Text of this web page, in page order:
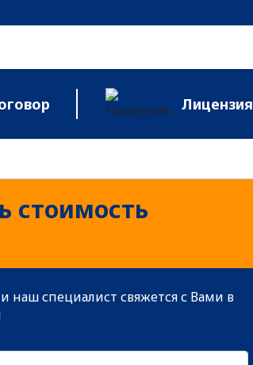
Лицензия
стоимость
наш специалист свяжется с Вами в